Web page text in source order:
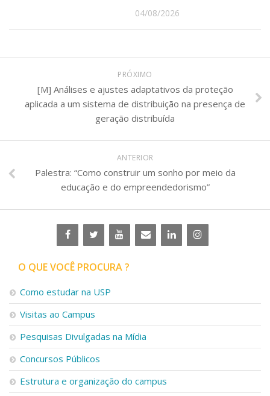
04/08/2026
PRÓXIMO
[M] Análises e ajustes adaptativos da proteção
aplicada a um sistema de distribuição na presença de
geração distribuída
ANTERIOR
Palestra: “Como construir um sonho por meio da
educação e do empreendedorismo”
O QUE VOCÊ PROCURA ?
Como estudar na USP
Visitas ao Campus
Pesquisas Divulgadas na Mídia
Concursos Públicos
Estrutura e organização do campus